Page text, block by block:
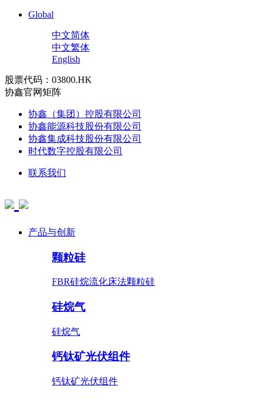
Global
中文简体
中文繁体
English
股票代码：03800.HK
协鑫官网矩阵
协鑫（集团）控股有限公司
协鑫能源科技股份有限公司
协鑫集成科技股份有限公司
时代数字控股有限公司
联系我们
产品与创新
颗粒硅
FBR硅烷流化床法颗粒硅
硅烷气
硅烷气
钙钛矿光伏组件
钙钛矿光伏组件